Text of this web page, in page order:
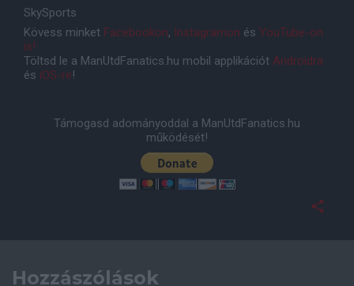
SkySports
Kövess minket Facebookon, Instagramon és YouTube-on
is!
Töltsd le a ManUtdFanatics.hu mobil applikációt Androidra
és iOS-re!
Támogasd adományoddal a ManUtdFanatics.hu
működését!
Hozzászólások